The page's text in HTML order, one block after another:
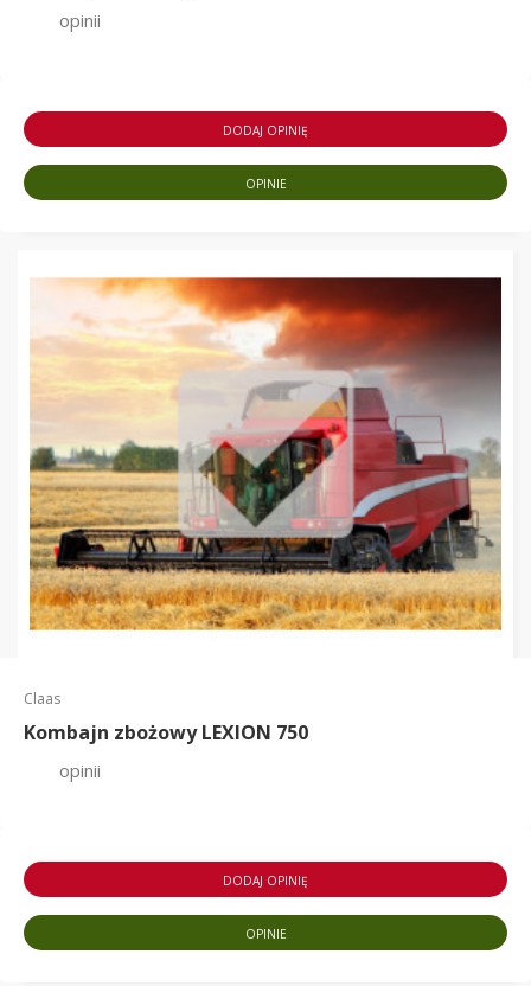
opinii
DODAJ OPINIĘ
OPINIE
Claas
Kombajn zbożowy LEXION 750
opinii
DODAJ OPINIĘ
OPINIE